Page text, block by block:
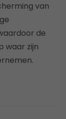
van
de
waar zijn